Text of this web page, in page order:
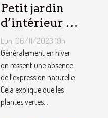
Petit jardin
d’intérieur :
comment en
créer chez
soi ?
Lun. 06/11/2023 19h
Généralement en hiver
on ressent une absence
de l’expression naturelle.
Cela explique que les
plantes vertes...